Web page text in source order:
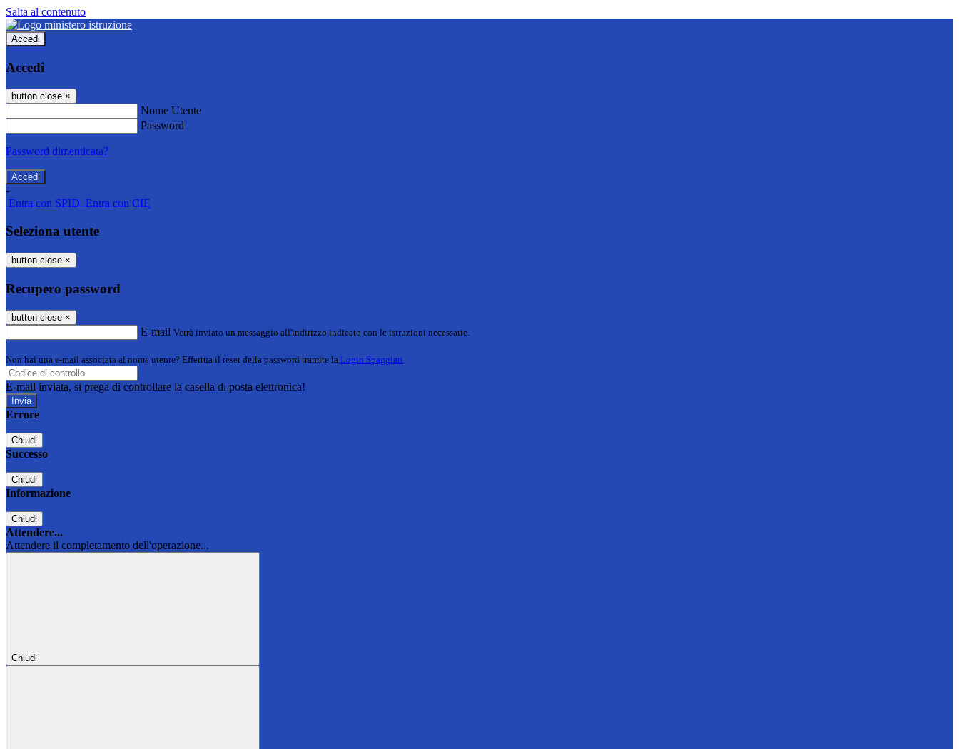
Salta al contenuto
Accedi
Accedi
button close ×
Nome Utente
Password
Password dimenticata?
-
Entra con SPID Entra con CIE
Seleziona utente
button close ×
Recupero password
button close ×
E-mail Verrà inviato un messaggio all'indirizzo indicato con le istruzioni necessarie.
Non hai una e-mail associata al nome utente? Effettua il reset della password tramite la Login Spaggiari
E-mail inviata, si prega di controllare la casella di posta elettronica!
Errore
Chiudi
Successo
Chiudi
Informazione
Chiudi
Attendere...
Attendere il completamento dell'operazione...
Chiudi